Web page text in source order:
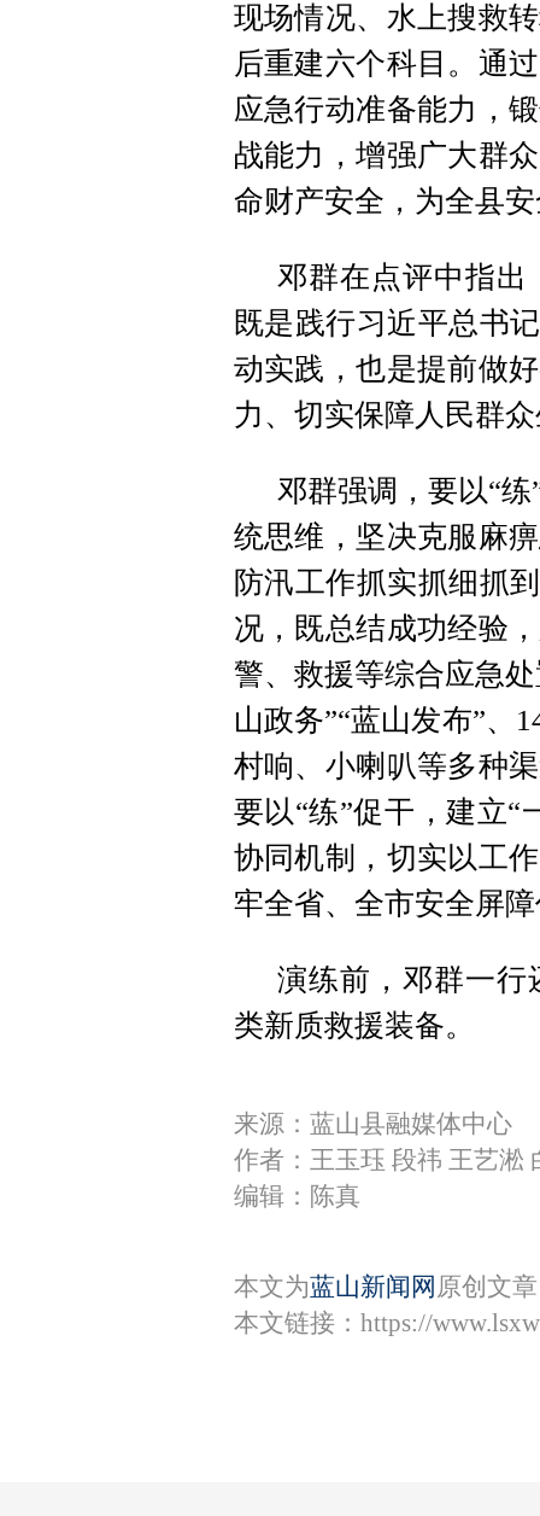
现场情况、水上搜救
后重建六个科目。通
应急行动准备能力，
战能力，增强广大群
命财产安全，为全县
邓群在点评中指出
既是践行习近平总书
动实践，也是提前做
力、切实保障人民群
邓群强调，要以“
统思维，坚决克服麻
防汛工作抓实抓细抓
况，既总结成功经验
警、救援等综合应急
山政务”“蓝山发布”、
村响、小喇叭等多种
要以“练”促干，建立“
协同机制，切实以工
牢全省、全市安全屏
演练前，邓群一行
类新质救援装备。
来源：蓝山县融媒体中心
作者：王玉珏 段祎 王艺淞
编辑：陈真
本文为蓝山新闻网 原创文
本文链接： https://